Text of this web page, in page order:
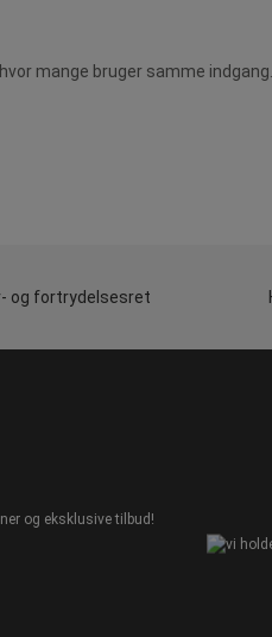
mange bruger samme indgang.
og fortrydelsesret
og eksklusive tilbud!